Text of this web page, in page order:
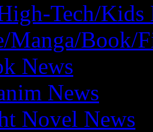
Tech/Kids
Manga/Book/
News
News
Novel News